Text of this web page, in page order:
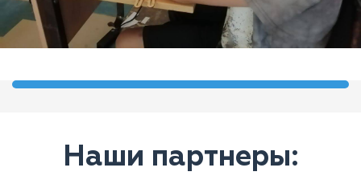
Наши партнеры: